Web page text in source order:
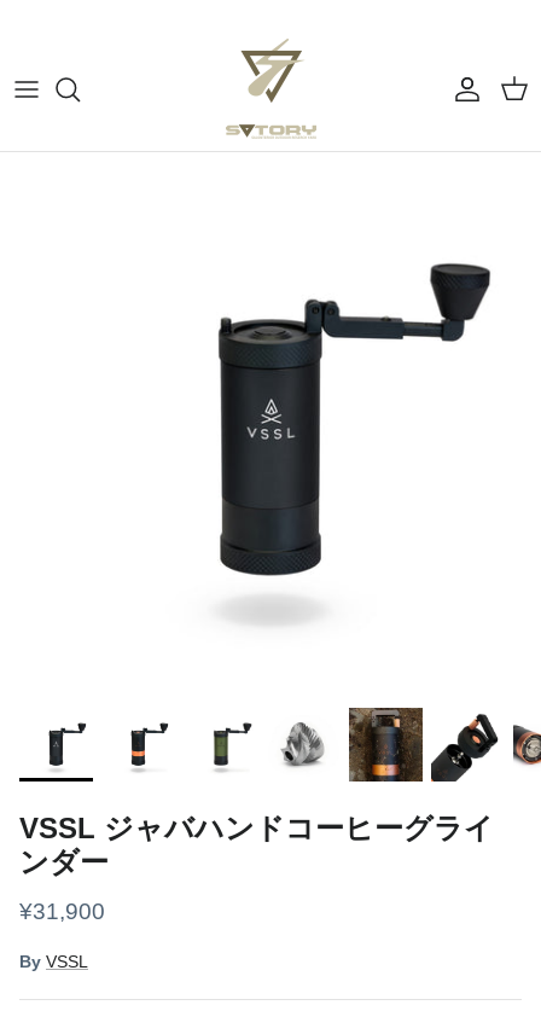
プ すべてのカテゴリー
チェア
焚き火
グランドシート
スリーピング
その他
ぼーっとする
よふかしの時間
VSSL ジャバハンドコーヒーグライ
ンダー
¥31,900
By VSSL